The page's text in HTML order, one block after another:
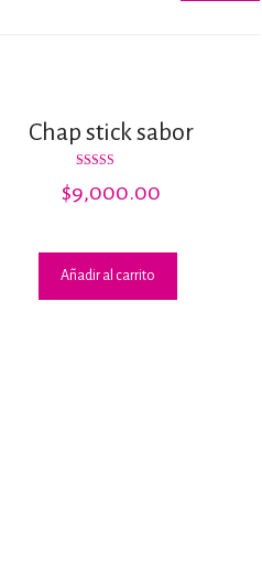
Chap stick sabor
con
$9,000.00
Añadir al carrito